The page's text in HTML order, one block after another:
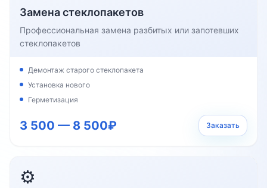
Замена стеклопакетов
Профессиональная замена разбитых или запотевших
стеклопакетов
Демонтаж старого стеклопакета
Установка нового
Герметизация
3 500 — 8 500₽ Заказать
⚙️